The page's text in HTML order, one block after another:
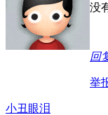
没
回
举
小丑眼泪